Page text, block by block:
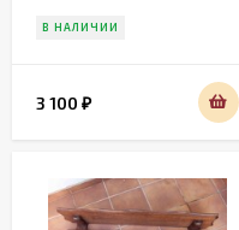
В НАЛИЧИИ
3 100 ₽